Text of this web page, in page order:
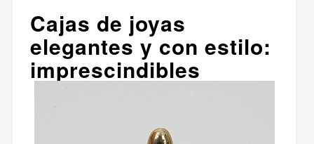
Cajas de joyas
elegantes y con estilo:
imprescindibles